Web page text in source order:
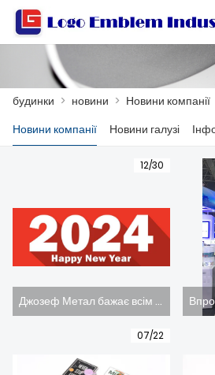
БУДИНКИ
МАЙСТЕРНЯ
ПРО НАС
ЗВЯЖІТЬСЯ З НАМИ
العربية
будинки > новини > Новини компанії
Новини компанії
Новини галузі
12/30
Джозеф Метал бажає всім клієнтам і друзям у країні та за кордоном: щасливого Нового року, здоров'я та безпеки, сімейного щастя та всього найкращого! (картина)
07/22